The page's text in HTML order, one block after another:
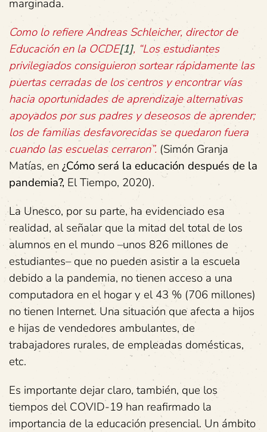
marginada.
Como lo refiere Andreas Schleicher, director de
Educación en la OCDE[1], “Los estudiantes
privilegiados consiguieron sortear rápidamente las
puertas cerradas de los centros y encontrar vías
hacia oportunidades de aprendizaje alternativas
apoyados por sus padres y deseosos de aprender;
los de familias desfavorecidas se quedaron fuera
cuando las escuelas cerraron”. (Simón Granja
Matías, en ¿Cómo será la educación después de la
pandemia?, El Tiempo, 2020).
La Unesco, por su parte, ha evidenciado esa
realidad, al señalar que la mitad del total de los
alumnos en el mundo –unos 826 millones de
estudiantes– que no pueden asistir a la escuela
debido a la pandemia, no tienen acceso a una
computadora en el hogar y el 43 % (706 millones)
no tienen Internet. Una situación que afecta a hijos
e hijas de vendedores ambulantes, de
trabajadores rurales, de empleadas domésticas,
etc.
Es importante dejar claro, también, que los
tiempos del COVID-19 han reafirmado la
importancia de la educación presencial. Un ámbito